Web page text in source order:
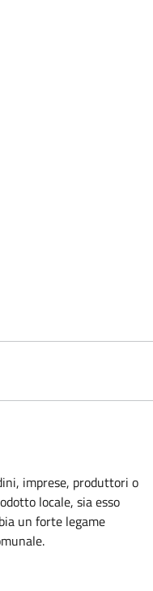
imprese, produttori o
locale, sia esso
un forte legame